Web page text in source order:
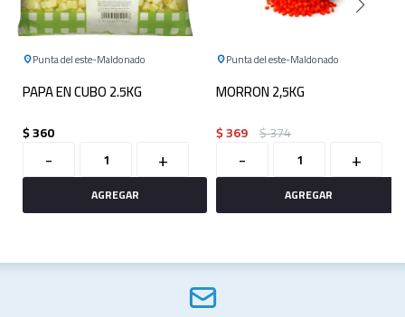
Punta del este Maldonado
PAPA EN CUBO 2.5KG
$360
- +
Punta del este Maldonado
MORRON 2,5KG
$369 $374
- +